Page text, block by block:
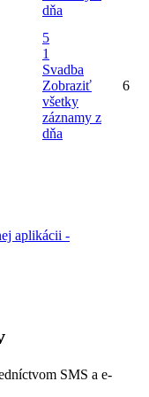
dňa
5
1
Svadba
Zobraziť
všetky
záznamy z
dňa
6
aplikácii -
SMS a e-